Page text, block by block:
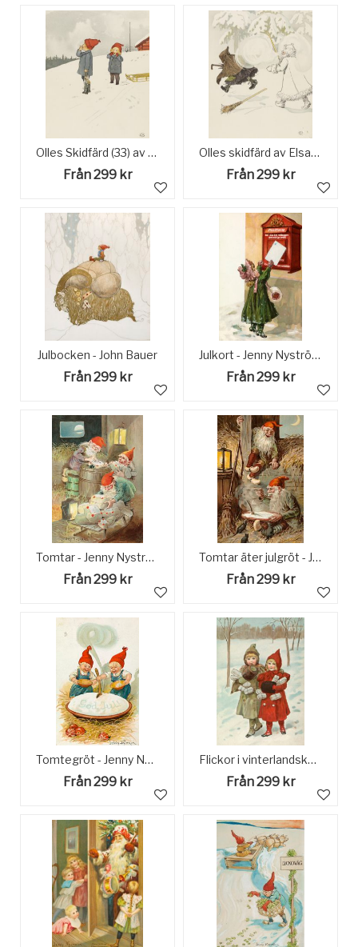
Olles Skidfärd (33) av Elsa Beskow
Från 299 kr
Olles skidfärd av Elsa Beskow
Från 299 kr
Julbocken - John Bauer
Från 299 kr
Julkort - Jenny Nyström
Från 299 kr
Tomtar - Jenny Nyström
Från 299 kr
Tomtar äter julgröt - Jenny Nyström
Från 299 kr
Tomtegröt - Jenny Nyström
Från 299 kr
Flickor i vinterlandskap - Jenny Nyström
Från 299 kr